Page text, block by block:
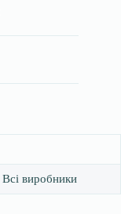
Всі виробники